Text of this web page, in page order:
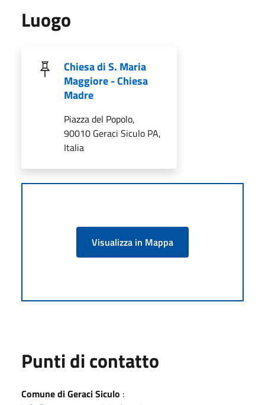
Luogo
Chiesa di S. Maria
Maggiore - Chiesa
Madre
Piazza del Popolo,
90010 Geraci Siculo PA,
Italia
Visualizza in Mappa
Punti di contatto
Comune di Geraci Siculo :